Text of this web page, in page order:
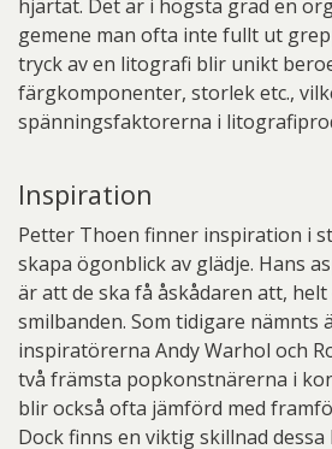
hjärtat. Det är i högsta grad en
gemene man ofta inte fullt ut
tryck av en litografi blir unikt
färgkomponenter, storlek etc.,
spänningsfaktorerna i
Inspiration
Petter Thoen finner inspiration i
skapa ögonblick av glädje. Hans
är att de ska få åskådaren att,
smilbanden. Som tidigare nämnts
inspiratörerna Andy Warhol och
två främsta popkonstnärerna i
blir också ofta jämförd med
Dock finns en viktig skillnad